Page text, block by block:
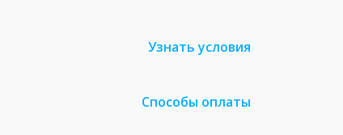
Узнать условия
Способы оплаты